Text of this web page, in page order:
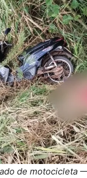
de motocicleta